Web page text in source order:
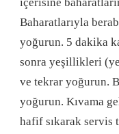
Baharatlarıyla
yoğurun. 5 dakika
sonra yeşillikleri
ve tekrar yoğurun.
yoğurun. Kıvama
hafif sıkarak servis